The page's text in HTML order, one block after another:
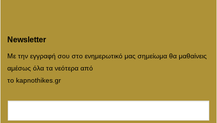
Newsletter
Με την εγγραφή σου στο ενημερωτικό μας σημείωμα θα μαθαίνεις
αμέσως όλα τα νεότερα από
το kapnothikes.gr